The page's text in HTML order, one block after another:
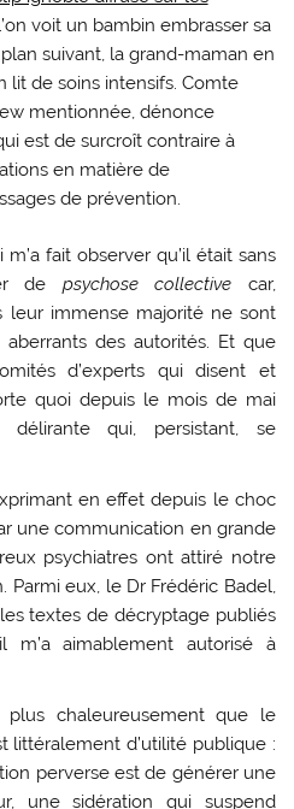
voit un bambin embrasser sa
suivant, la grand-maman en
lit de soins intensifs. Comte
mentionnée, dénonce
est de surcroît contraire à
en matière de
de prévention.
fait observer qu’il était sans
de psychose collective car,
leur immense majorité ne sont
des autorités. Et que
d’experts qui disent et
quoi depuis le mois de mai
qui, persistant, se
en effet depuis le choc
une communication en grande
psychiatres ont attiré notre
eux, le Dr Frédéric Badel,
textes de décryptage publiés
m’a aimablement autorisé à
plus chaleureusement que le
littéralement d’utilité publique :
perverse est de générer une
une sidération qui suspend